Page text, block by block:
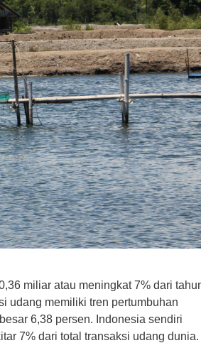
miliar atau meningkat 7% dari
udang memiliki tren pertumbuhan
6,38 persen. Indonesia sendiri
7% dari total transaksi udang